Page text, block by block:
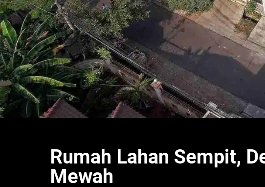
Rumah Lahan Sempit,
Mewah